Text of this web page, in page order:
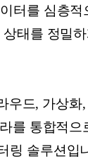
터를 심층적
태를 정밀
우드, 가상화
를 통합적으
링 솔루션입